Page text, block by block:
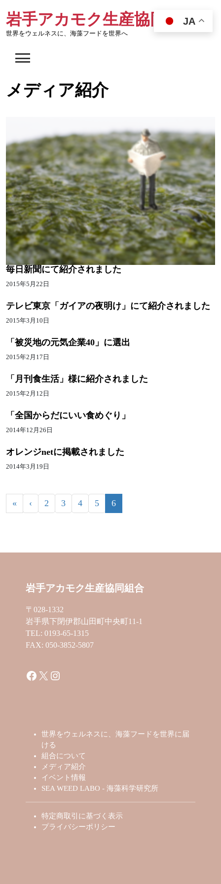
content
岩手アカモク生産協同組合
世界をウェルネスに、海藻フードを世界へ
メディア紹介
毎日新聞にて紹介されました
2015年5月22日
テレビ東京「ガイアの夜明け」にて紹介されました
2015年3月10日
「被災地の元気企業40」に選出
2015年2月17日
「月刊食生活」様に紹介されました
2015年2月12日
「全国からだにいい食めぐり」
2014年12月26日
オレンジnetに掲載されました
2014年3月19日
« ‹ 2 3 4 5 6
岩手アカモク生産協同組合
〒028-1332
岩手県下閉伊郡山田町中央町11-1
TEL: 0193-65-1315
FAX: 050-3852-5807
Facebook
X Instagram
世界をウェルネスに、海藻フードを世界に届
ける
組合について
メディア紹介
イベント情報
SEA WEED LABO - 海藻科学研究所
特定商取引に基づく表示
プライバシーポリシー
JA